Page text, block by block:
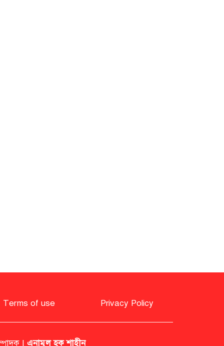
অভিযোগ, নিষিদ্ধ ছাত্রলীগের
বেলজিয়ামে তাপপ্রবাহে ১৫
Terms of use Privacy Policy
| এনামুল হক শাহীন